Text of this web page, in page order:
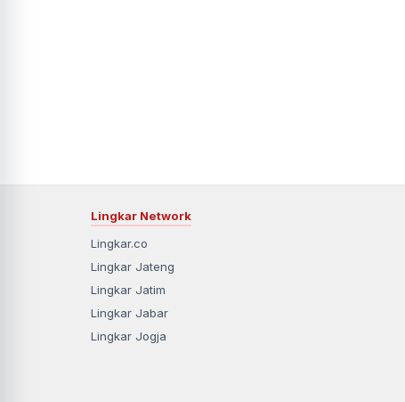
Lingkar Network
Lingkar.co
Lingkar Jateng
Lingkar Jatim
Lingkar Jabar
Lingkar Jogja